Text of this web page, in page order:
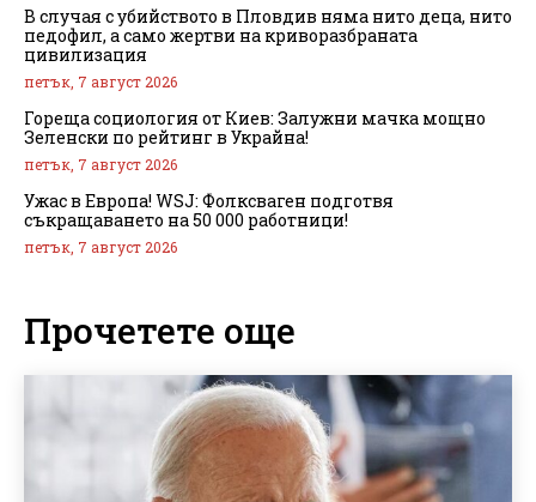
В случая с убийството в Пловдив няма нито деца, нито
педофил, а само жертви на криворазбраната
цивилизация
петък, 7 август 2026
Гореща социология от Киев: Залужни мачка мощно
Зеленски по рейтинг в Украйна!
петък, 7 август 2026
Ужас в Европа! WSJ: Фолксваген подготвя
съкращаването на 50 000 работници!
петък, 7 август 2026
Прочетете още